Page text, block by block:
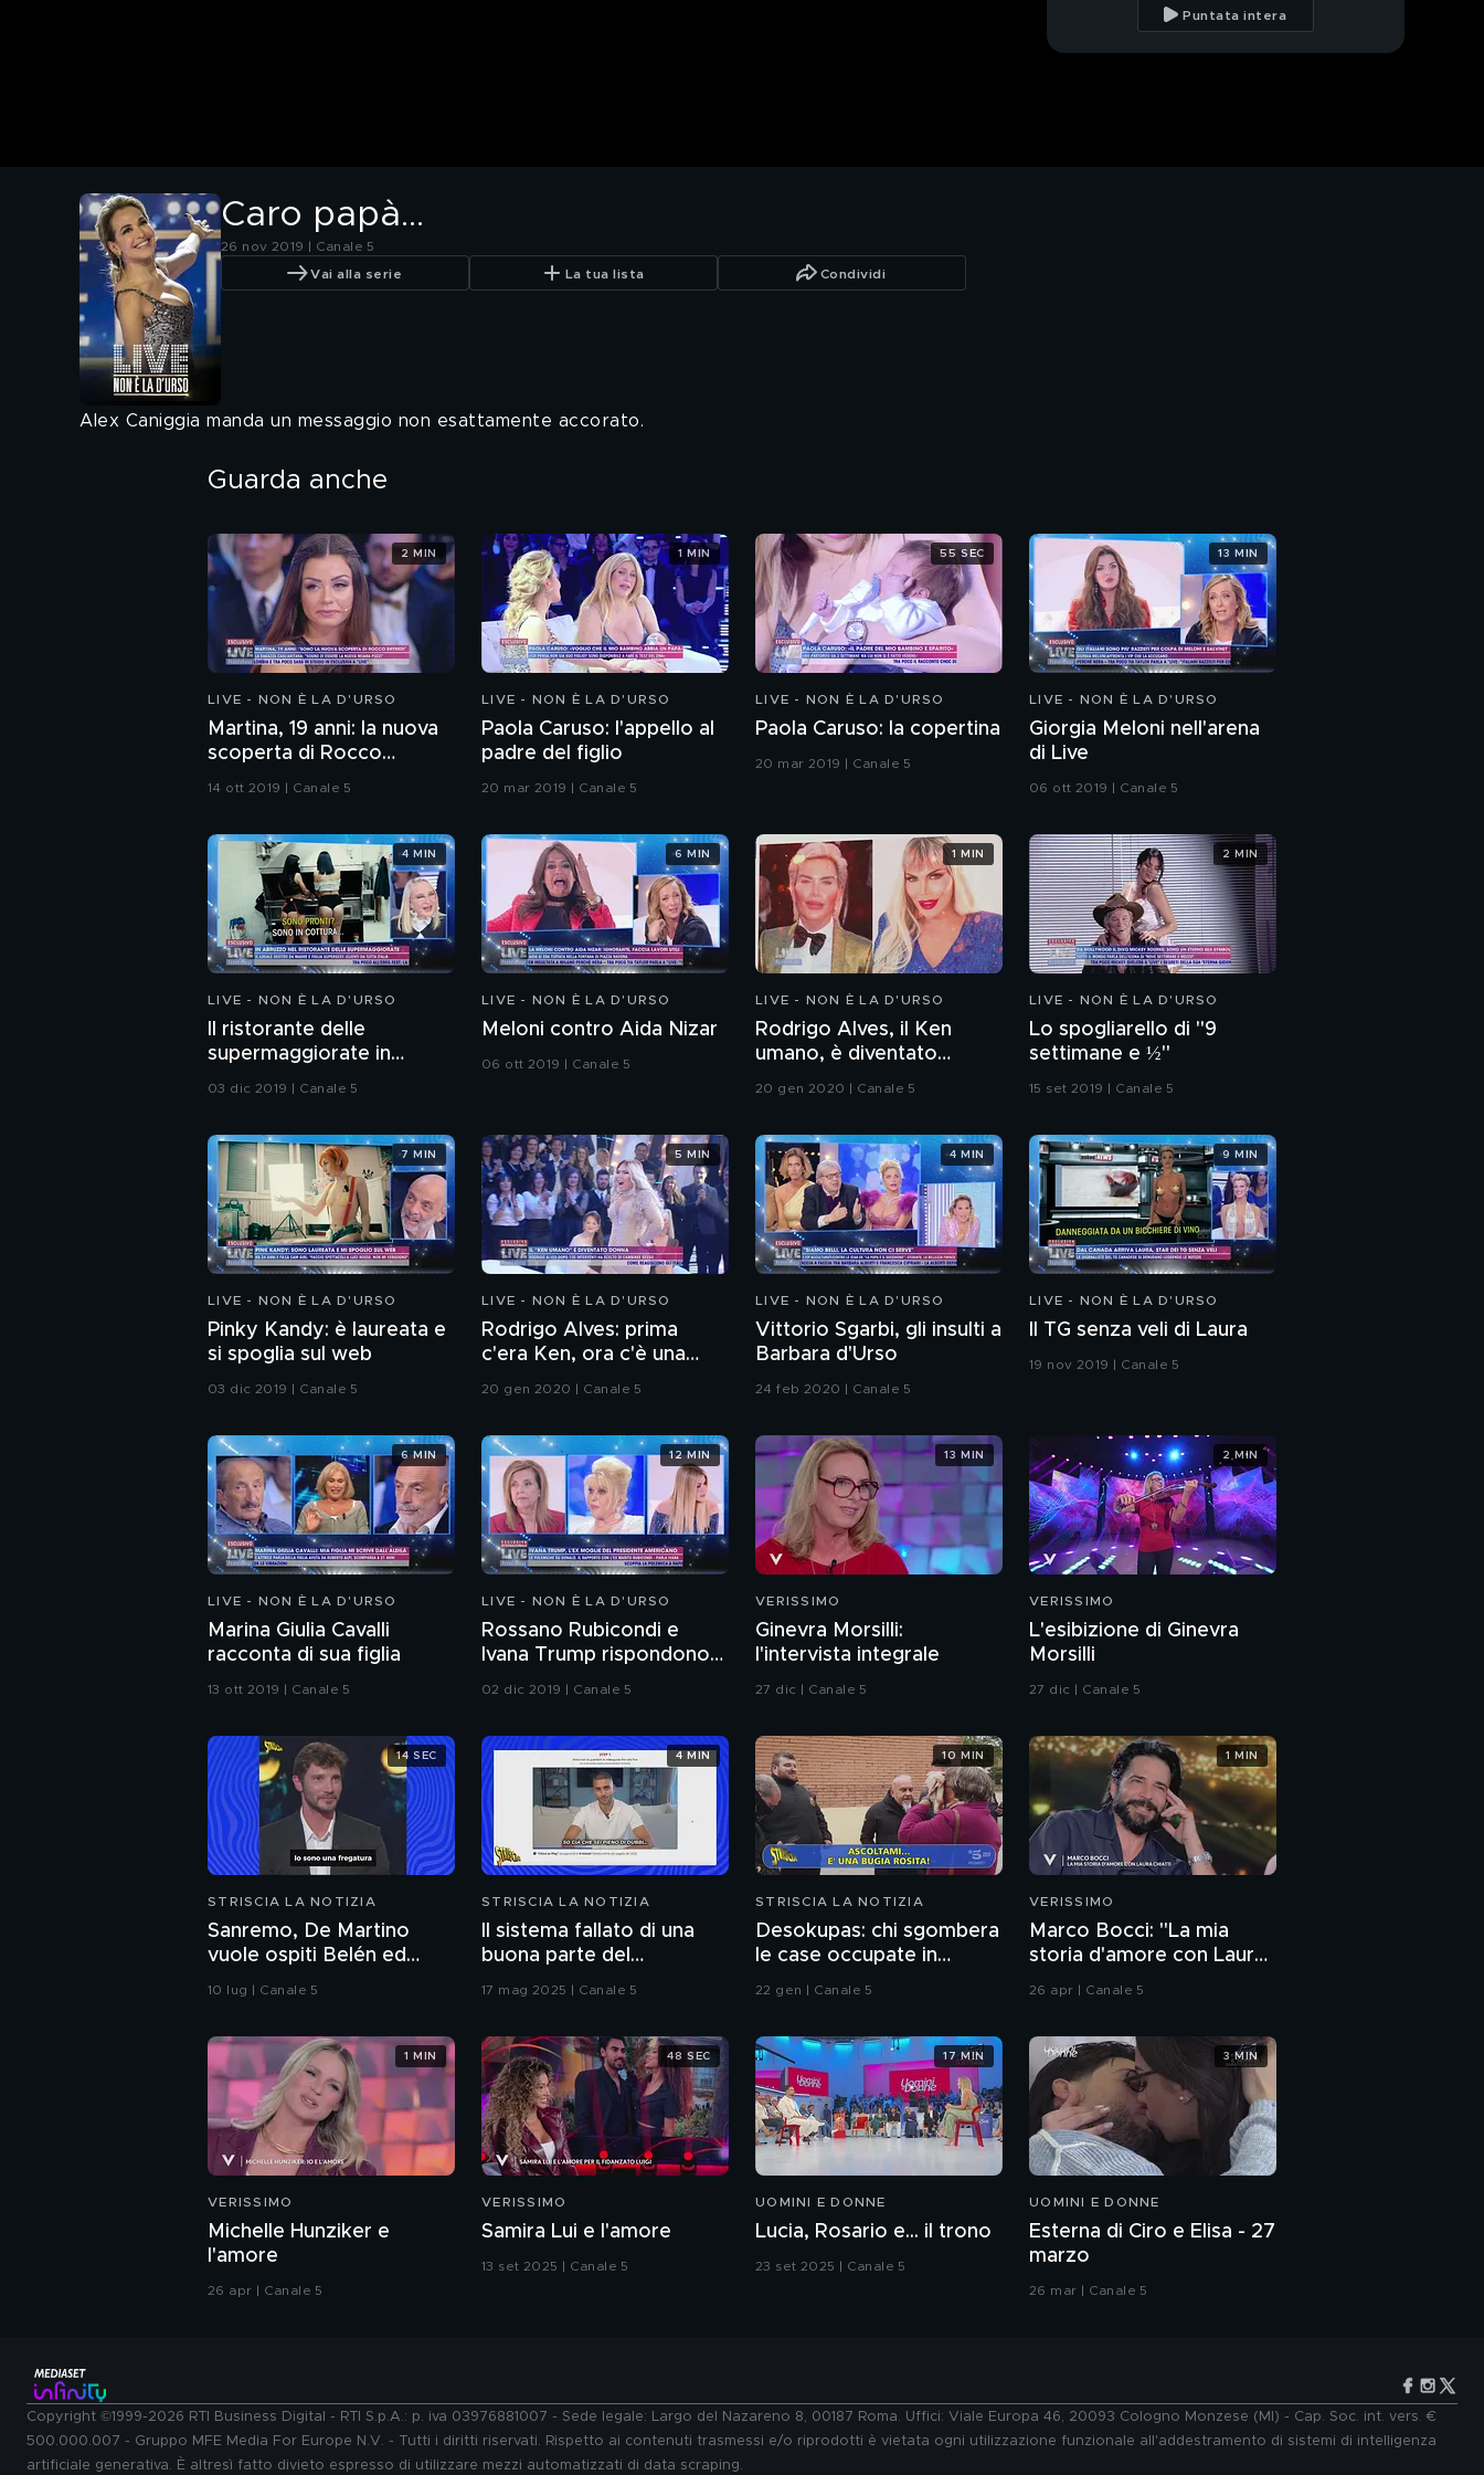
Social tradimenti
Doccia fredda per
Scintilla
The Caniggia affair
PROSSIMO VIDEO
La genìa di Mercedesz
Henger
Riccardo Schicchi e
Mercedesz Henger
Amori Impari
L'amore non ha età?
Hattie Retroage, la
degli Usa
E dietro le quinte...
Puntata intera
Caro papà...
26 nov 2019 | Canale 5
Vai alla serie La tua lista Condividi
Alex Caniggia manda un messaggio non esattamente accorato.
Guarda anche
LIVE - NON È LA D'URSO
Martina, 19 anni: la nuova
scoperta di Rocco
14 ott 2019 | Canale 5
2 MIN
LIVE - NON È LA D'URSO
Paola Caruso: l'appello al
padre del figlio
20 mar 2019 | Canale 5
1 MIN
LIVE - NON È LA D'URSO
Paola Caruso: la copertina
20 mar 2019 | Canale 5
55 SEC
LIVE - NON È LA D'URSO
Giorgia Meloni nell'arena
di Live
06 ott 2019 | Canale 5
13 MIN
LIVE - NON È LA D'URSO
Il ristorante delle
supermaggiorate in
03 dic 2019 | Canale 5
4 MIN
LIVE - NON È LA D'URSO
Meloni contro Aida Nizar
06 ott 2019 | Canale 5
6 MIN
LIVE - NON È LA D'URSO
Rodrigo Alves, il Ken
umano, è diventato
20 gen 2020 | Canale 5
1 MIN
LIVE - NON È LA D'URSO
Lo spogliarello di "9
settimane e ½"
15 set 2019 | Canale 5
2 MIN
LIVE - NON È LA D'URSO
Pinky Kandy: è laureata e
si spoglia sul web
03 dic 2019 | Canale 5
7 MIN
LIVE - NON È LA D'URSO
Rodrigo Alves: prima
c'era Ken, ora c'è una
bionda giunonica
20 gen 2020 | Canale 5
5 MIN
LIVE - NON È LA D'URSO
Vittorio Sgarbi, gli insulti a
Barbara d'Urso
24 feb 2020 | Canale 5
4 MIN
LIVE - NON È LA D'URSO
Il TG senza veli di Laura
19 nov 2019 | Canale 5
9 MIN
LIVE - NON È LA D'URSO
Marina Giulia Cavalli
racconta di sua figlia
13 ott 2019 | Canale 5
6 MIN
LIVE - NON È LA D'URSO
Rossano Rubicondi e
Ivana Trump rispondono
agli opinionisti
02 dic 2019 | Canale 5
12 MIN
VERISSIMO
Ginevra Morsilli:
l'intervista integrale
27 dic | Canale 5
13 MIN
VERISSIMO
L'esibizione di Ginevra
Morsilli
27 dic | Canale 5
2 MIN
STRISCIA LA NOTIZIA
Sanremo, De Martino
vuole ospiti Belén ed
Emma: il curioso triangolo
10 lug | Canale 5
14 SEC
STRISCIA LA NOTIZIA
Il sistema fallato di una
buona parte del
giornalismo online: articoli
17 mag 2025 | Canale 5
4 MIN
STRISCIA LA NOTIZIA
Desokupas: chi sgombera
le case occupate in
Spagna. L'inchiesta di
22 gen | Canale 5
10 MIN
VERISSIMO
Marco Bocci: "La mia
storia d'amore con Laura
Chiatti"
26 apr | Canale 5
1 MIN
VERISSIMO
Michelle Hunziker e
l'amore
26 apr | Canale 5
1 MIN
VERISSIMO
Samira Lui e l'amore
13 set 2025 | Canale 5
48 SEC
UOMINI E DONNE
Lucia, Rosario e... il trono
23 set 2025 | Canale 5
17 MIN
UOMINI E DONNE
Esterna di Ciro e Elisa - 27
marzo
26 mar | Canale 5
3 MIN
Copyright ©1999-2026 RTI Business Digital - RTI S.p.A.: p. iva 03976881007 - Sede legale: Largo del Nazareno 8, 00187 Roma. Uffici: Viale Europa 46, 20093 Cologno Monzese (MI) - Cap. Soc. int. vers. €
500.000.007 - Gruppo MFE Media For Europe N.V. - Tutti i diritti riservati. Rispetto ai contenuti trasmessi e/o riprodotti è vietata ogni utilizzazione funzionale all'addestramento di sistemi di intelligenza
artificiale generativa. È altresì fatto divieto espresso di utilizzare mezzi automatizzati di data scraping.